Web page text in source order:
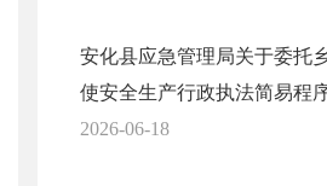
安化县应急管理局关于委托
使安全生产行政执法简易程
2026-06-18